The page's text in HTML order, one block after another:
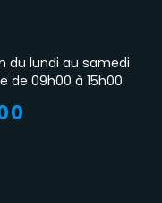
du lundi au samedi
de 09h00 à 15h00.